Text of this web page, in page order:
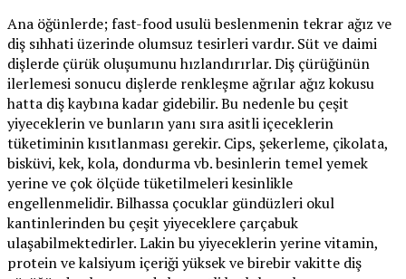
Ana öğünlerde; fast-food usulü beslenmenin tekrar ağız ve
diş sıhhati üzerinde olumsuz tesirleri vardır. Süt ve daimi
dişlerde çürük oluşumunu hızlandırırlar. Diş çürüğünün
ilerlemesi sonucu dişlerde renkleşme ağrılar ağız kokusu
hatta diş kaybına kadar gidebilir. Bu nedenle bu çeşit
yiyeceklerin ve bunların yanı sıra asitli içeceklerin
tüketiminin kısıtlanması gerekir. Cips, şekerleme, çikolata,
bisküvi, kek, kola, dondurma vb. besinlerin temel yemek
yerine ve çok ölçüde tüketilmeleri kesinlikle
engellenmelidir. Bilhassa çocuklar gündüzleri okul
kantinlerinden bu çeşit yiyeceklere çarçabuk
ulaşabilmektedirler. Lakin bu yiyeceklerin yerine vitamin,
protein ve kalsiyum içeriği yüksek ve birebir vakitte diş